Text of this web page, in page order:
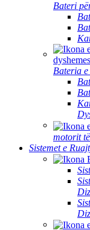
Bateri
Bateria e
motorit
Sistemet e